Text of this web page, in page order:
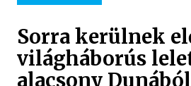
Sorra kerülnek
világháborús
alacsony Dunából